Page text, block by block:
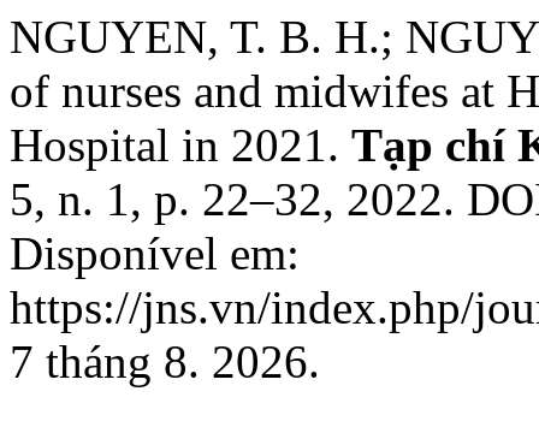
NGUYEN, T. B. H.;
of nurses and midwifes at
Hospital in 2021. Tạp chí
5, n. 1, p. 22–32, 2022.
Disponível em:
https://jns.vn/index.php/
7 tháng 8. 2026.